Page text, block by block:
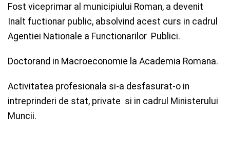
Fost viceprimar al municipiului Roman, a devenit
Inalt fuctionar public, absolvind acest curs in cadrul
Agentiei Nationale a Functionarilor Publici.
Doctorand in Macroeconomie la Academia Romana.
Activitatea profesionala si-a desfasurat-o in
intreprinderi de stat, private si in cadrul Ministerului
Muncii.